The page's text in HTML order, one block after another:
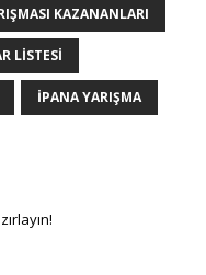
KAZANANLARI
LISTESI
IPANA YARIŞMA